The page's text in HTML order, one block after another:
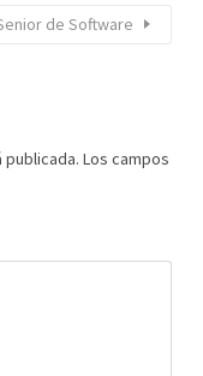
de Software
Los campos